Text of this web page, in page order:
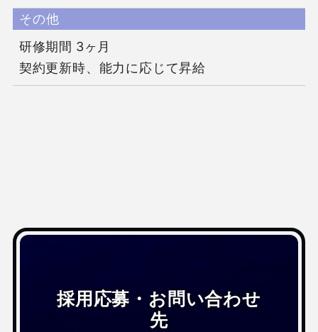
その他
研修期間	3ヶ月
契約更新時、能力に応じて昇給
採用応募・お問い合わせ
先